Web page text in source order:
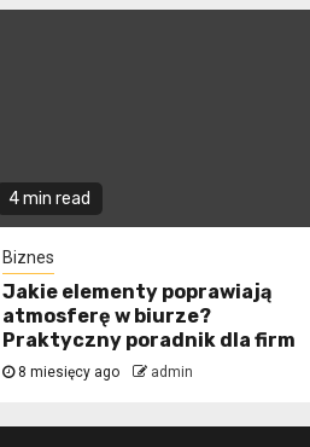
4 min read
Biznes
Jakie elementy poprawiają
atmosferę w biurze?
Praktyczny poradnik dla firm
8 miesięcy ago admin